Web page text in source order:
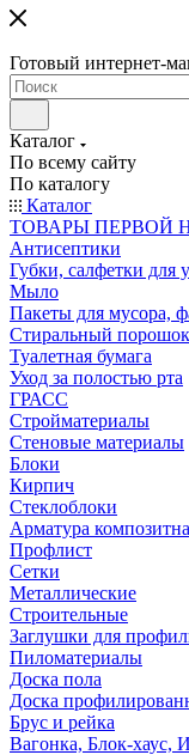
Готовый интернет-
Каталог
По всему сайту
По каталогу
Каталог
ТОВАРЫ ПЕРВОЙ
Антисептики
Губки, салфетки для
Мыло
Пакеты для мусора,
Стиральный порошок
Туалетная бумага
Уход за полостью рта
ГРАСС
Стройматериалы
Стеновые материалы
Блоки
Кирпич
Стеклоблоки
Арматура
Профлист
Сетки
Металлические
Строительные
Заглушки для
Пиломатериалы
Доска пола
Доска
Брус и рейка
Вагонка, Блок-хаус,